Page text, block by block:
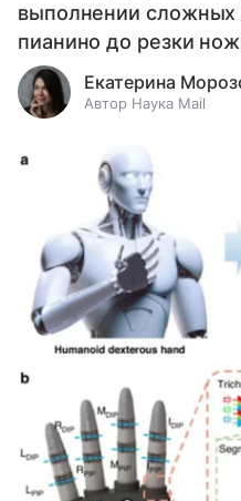
выполнении сложных
пианино до резки
Екатерина
Автор Наука Mail